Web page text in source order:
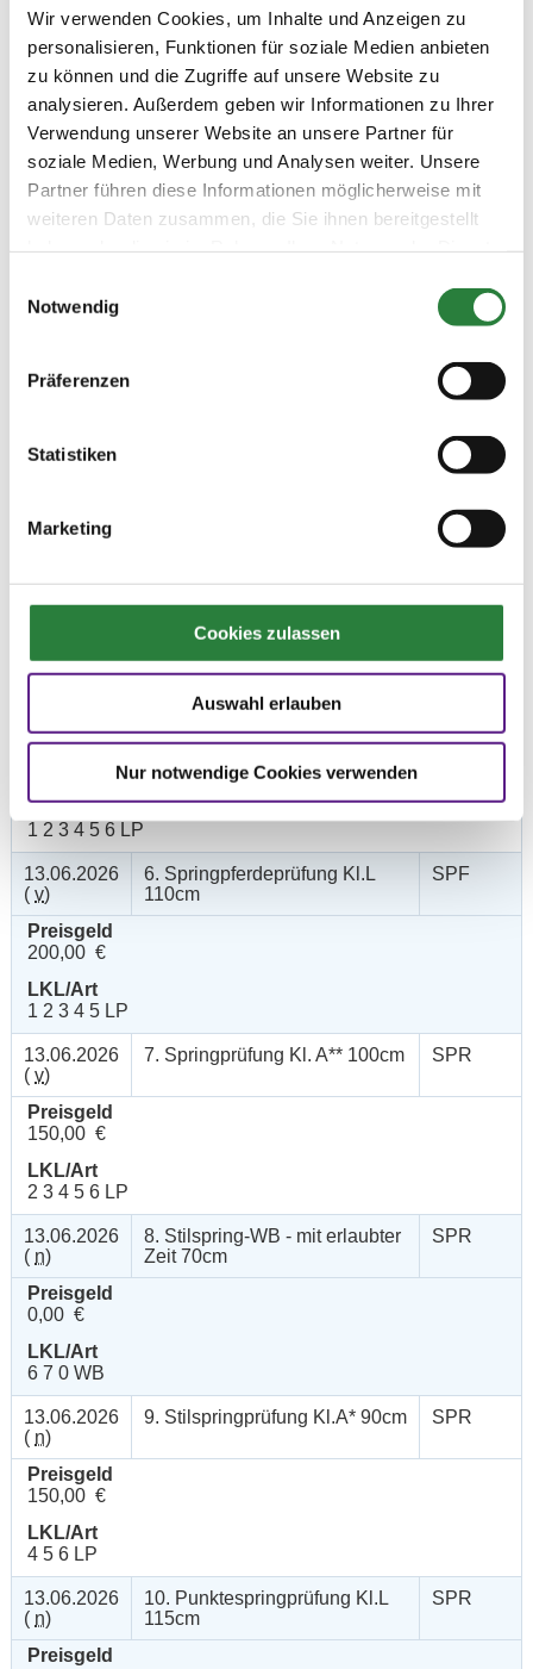
Wir verwenden Cookies, um Inhalte und Anzeigen zu
personalisieren, Funktionen für soziale Medien anbieten
zu können und die Zugriffe auf unsere Website zu
analysieren. Außerdem geben wir Informationen zu Ihrer
Verwendung unserer Website an unsere Partner für
soziale Medien, Werbung und Analysen weiter. Unsere
Partner führen diese Informationen möglicherweise mit
weiteren Daten zusammen, die Sie ihnen bereitgestellt
Notwendig
Präferenzen
Statistiken
Marketing
Cookies zulassen
Auswahl erlauben
Nur notwendige Cookies verwenden
Preisgeld
150,00 €
LKL/Art
1 2 3 4 5 6 LP
(v)
150,00 €
DRE
Preisgeld
LKL/Art
3 4 5 6 LP
(n)
DRE
0,00 €
5. Springpferdeprüfung Kl.A**
100cm
Preisgeld
LKL/Art
1 2 3 4 5 6 LP
13.06.2026
( v)
6. Springpferdeprüfung Kl.L
110cm
SPF
Preisgeld
200,00 €
LKL/Art
1 2 3 4 5 LP
13.06.2026
( v)
7. Springprüfung Kl. A** 100cm SPR
Preisgeld
150,00 €
LKL/Art
2 3 4 5 6 LP
13.06.2026
( n)
8. Stilspring-WB - mit erlaubter
Zeit 70cm
SPR
Preisgeld
0,00 €
LKL/Art
6 7 0 WB
13.06.2026
( n)
9. Stilspringprüfung Kl.A* 90cm SPR
Preisgeld
150,00 €
LKL/Art
4 5 6 LP
13.06.2026
( n)
10. Punktespringprüfung Kl.L
115cm
SPR
Preisgeld